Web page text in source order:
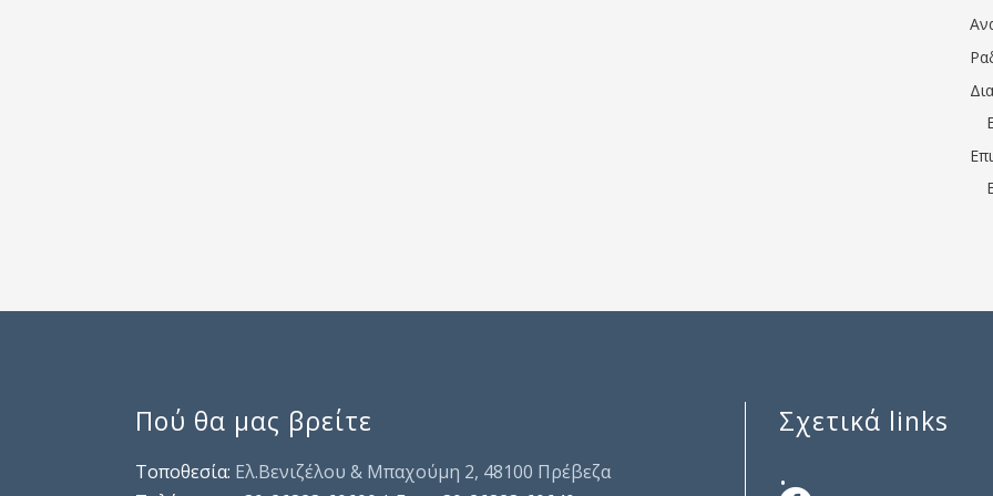
Πού θα μας βρείτε
Τοποθεσία: Ελ.Βενιζέλου & Μπαχούμη 2, 48100 Πρέβεζα
Σχετικά links
.